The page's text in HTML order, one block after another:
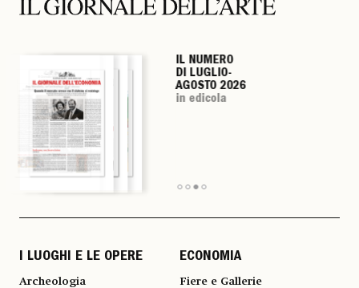
IL NUMERO
DI LUGLIO-
AGOSTO 2026
in edicola
IL NUMERO
DI LUGLIO-
AGOSTO 2026
in edicola
IL NUMERO
DI LUGLIO-
AGOSTO 2026
in edicola
IL NUMERO
DI LUGLIO-
AGOSTO 2026
in edicola
I LUOGHI E LE OPERE
Archeologia
ECONOMIA
Fiere e Gallerie